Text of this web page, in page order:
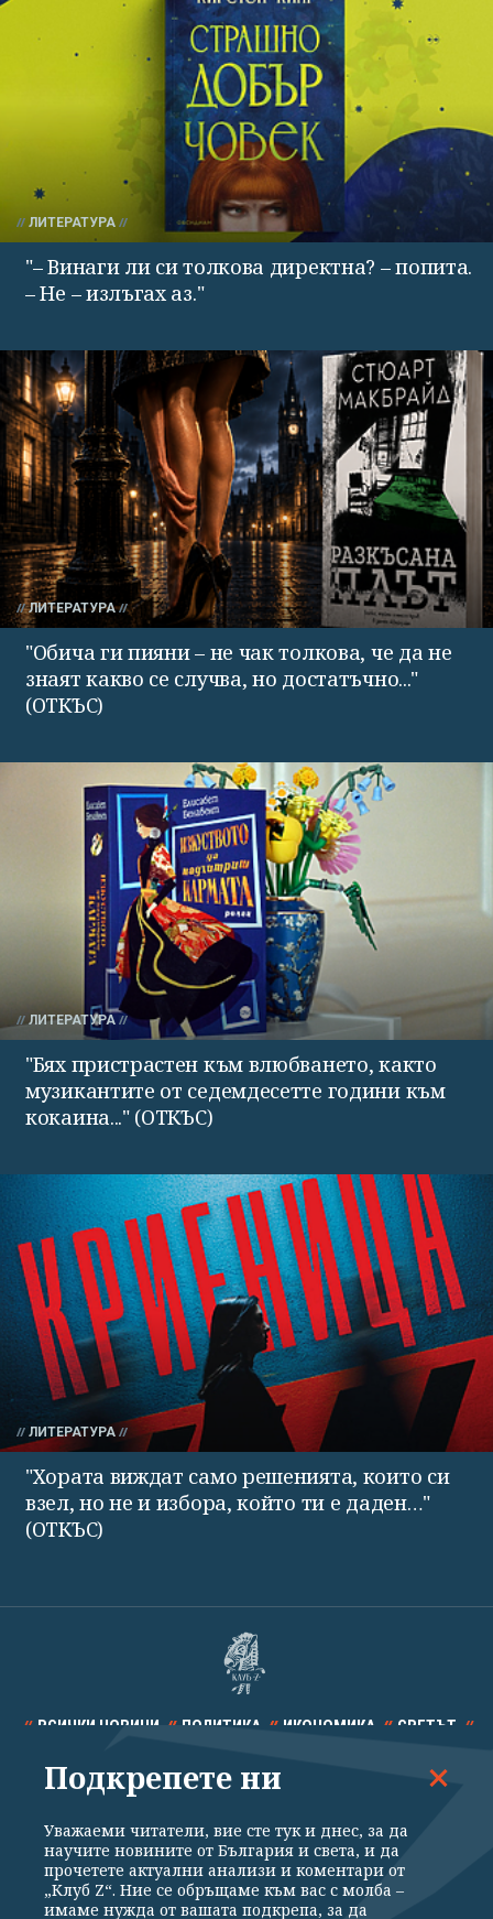
ЛИТЕРАТУРА
"– Винаги ли си толкова директна? – попита.
– Не – излъгах аз."
ЛИТЕРАТУРА
"Обича ги пияни – не чак толкова, че да не
знаят какво се случва, но достатъчно..."
(ОТКЪС)
ЛИТЕРАТУРА
"Бях пристрастен към влюбването, както
музикантите от седемдесетте години към
кокаина..." (ОТКЪС)
ЛИТЕРАТУРА
"Хората виждат само решенията, които си
взел, но не и избора, който ти е даден…"
(ОТКЪС)
ВСИЧКИ НОВИНИ ПОЛИТИКА ИКОНОМИКА СВЕТЪТ
СПОРТ КУЛТУРА ТЕХНОЛОГИИ КАЛЕЙДОСКОП
Подкрепете ни
Уважаеми читатели, вие сте тук и днес, за да
научите новините от България и света, и да
прочетете актуални анализи и коментари от
„Клуб Z“. Ние се обръщаме към вас с молба –
имаме нужда от вашата подкрепа, за да